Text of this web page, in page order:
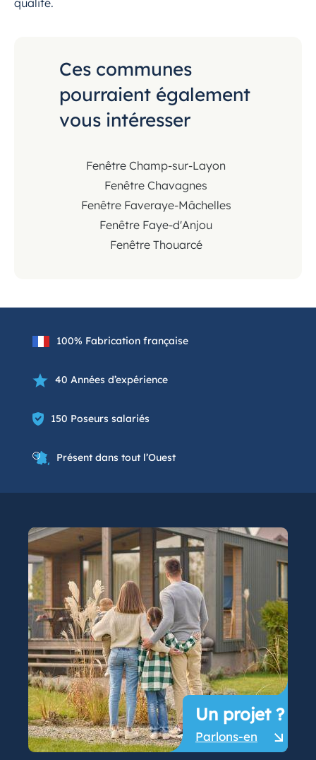
qualité.
Ces communes
pourraient également
vous intéresser
Fenêtre Champ-sur-Layon
Fenêtre Chavagnes
Fenêtre Faveraye-Mâchelles
Fenêtre Faye-d'Anjou
Fenêtre Thouarcé
100% Fabrication française
40 Années d’expérience
150 Poseurs salariés
Présent dans tout l’Ouest
Un projet ?
Parlons-en